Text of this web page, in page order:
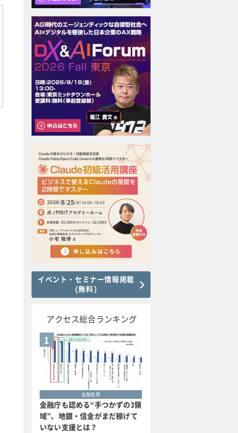
イベント・セミナー情報掲載
(無料)
アクセス総合ランキング
1
金融政策
金融庁も認める“手つかずの3領
域”、地銀・信金がまだ稼げて
いない支援とは？